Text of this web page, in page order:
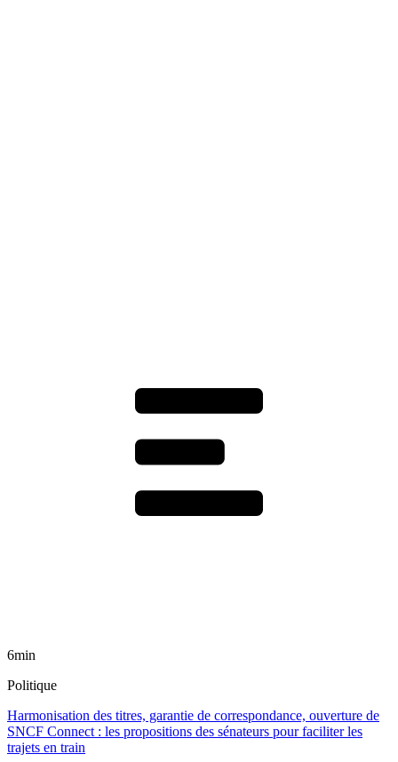
6min
Politique
Harmonisation des titres, garantie de correspondance, ouverture de
SNCF Connect : les propositions des sénateurs pour faciliter les
trajets en train